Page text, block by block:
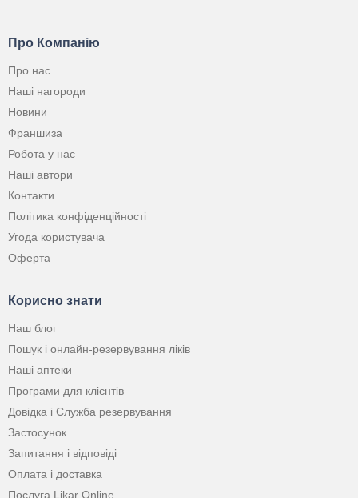
Про Компанію
Про нас
Наші нагороди
Новини
Франшиза
Робота у нас
Наші автори
Контакти
Політика конфіденційності
Угода користувача
Оферта
Корисно знати
Наш блог
Пошук і онлайн-резервування ліків
Наші аптеки
Програми для клієнтів
Довідка і Служба резервування
Застосунок
Запитання і відповіді
Оплата і доставка
Послуга Likar Online